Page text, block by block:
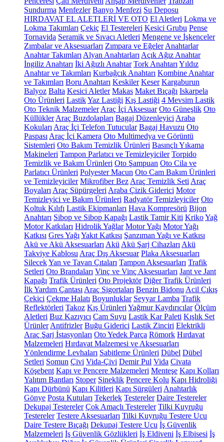
Sundurma Menfezler Banyo Menfezi Su Deposu
HIRDAVAT EL ALETLERİ VE OTO El Aletleri Lokma ve
Lokma Takımları Çekiç El Testereleri Kesici Grubu Pense
Tornavida Seramik ve Sıvacı Aletleri Mengene ve İşkenceler
Zımbalar ve Aksesuarları Zımpara ve Eğeler Anahtarlar
Anahtar Takımları Alyan Anahtarları Açık Ağız Anahtar
İngiliz Anahtarı İki Ağızlı Anahtar Tork Anahtarı Yıldız
Anahtar ve Takımları Kurbağcık Anahtarı Kombine Anahtar
ve Takımları Boru Anahtarı Keskiler Keser Kargaburun
Balyoz Balta Kesici Aletler Makas Maket Bıçağı Iskarpela
Oto Ürünleri LastikYaz Lastiği Kış Lastiği 4 Mevsim Lastik
Oto Teknik Malzemeler Araç İçi Aksesuar Oto Güneşlik Oto
Küllükler Araç Buzdolapları Bagaj Düzenleyici Araba
Kokuları Araç İçi Telefon Tutucular Bagaj Havuzu Oto
Paspası Araç İçi Kamera Oto Multimedya ve Görüntü
Sistemleri Oto Bakım Temizlik Ürünleri Basınçlı Yıkama
Makineleri Tampon Parlatıcı ve Temizleyiciler Torpido
Temizlik ve Bakım Ürünleri Oto Şampuan Oto Cila ve
Parlatıcı Ürünleri Polyester Macun Oto Cam Bakım Ürünleri
ve Temizleyiciler Mikrofiber Bez Araç Temizlik Seti Araç
Boyaları Araç Süpürgeleri Araba Çizik Giderici Motor
Temizleyici ve Bakım Ürünleri Radyatör Temizleyiciler Oto
Koltuk Kılıfı Lastik Ekipmanları Hava Kompresörü Bijon
Anahtarı Sibop ve Sibop Kapağı Lastik Tamir Kiti KrikoYağ
Motor Katkıları Hidrolik Yağlar Motor Yağı Motor Yağı
Katkısı Gres Yağı Yakıt Katkısı Şanzıman Yağı ve Katkısı
Akü ve Akü Aksesuarları Akü Akü Şarj Cihazları Akü
Takviye Kablosu Araç Dış Aksesuar Plaka Aksesuarları
SilecekYan ve Tavan Çıtaları Tampon Aksesuarları Trafik
Setleri Oto Brandaları Vinç ve Vinç Aksesuarları Jant ve Jant
Kapağı Trafik Ürünleri Oto Projektör Diğer Trafik Ürünleri
İlk Yardım Çantası Araç Sigortaları Benzin Bidonu Acil Çıkış
Çekici Çekme Halatı Boyunluklar Seyyar Lamba Trafik
Reflektörleri Takoz Kış Ürünleri Yağmur Kaydırıcılar Ölçüm
Aletleri Buz Kazıyıcı Cam Suyu Lastik Kar Paleti Kışlık Set
Ürünler Antifrizler Buğu Giderici Lastik Zinciri Elektrikli
Araç Şarj İstasyonları Oto Yedek Parça Römork Hırdavat
Malzemeleri Hırdavat Malzemesi ve Aksesuarları
Yönlendirme Levhaları Sabitleme Ürünleri Dübel Dübel
Setleri Somun Çivi Vida-Çivi Demir Pul Vida Civata
Köşebent Kapı ve Pencere Malzemeleri Menteşe Kapı Kolları
Yalıtım Bantları Stoper Sineklik Pencere Kolu Kapı Hidroliği
Kapı Dürbünü Kapı Kilitleri Kapı Sürgüleri Anahtarlık
Gönye Posta Kutuları Tekerlek Testereler Daire Testereler
Dekupaj Testereler Çok Amaçlı Testereler Tilki Kuyruğu
Testereler Testere Aksesuarları Tilki Kuyruğu Testere Ucu
Daire Testere Bıçağı Dekupaj Testere Ucu İş Güvenlik
Malzemeleri İş Güvenlik Gözlükleri İş Eldiveni İş Elbisesi İş